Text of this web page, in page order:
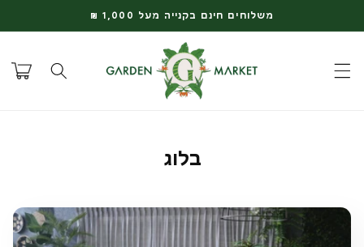
לתוכן
משלוחים חינם בקנייה מעל 1,000 ₪
עגלת
קניות
בלוג